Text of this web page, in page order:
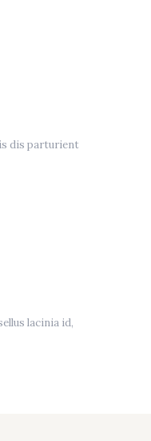
dis parturient
lacinia id,